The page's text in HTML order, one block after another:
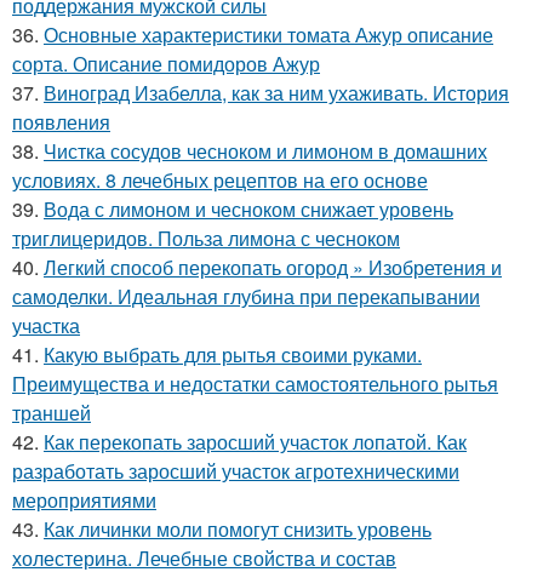
поддержания мужской силы
36. Основные характеристики томата Ажур описание
сорта. Описание помидоров Ажур
37. Виноград Изабелла, как за ним ухаживать. История
появления
38. Чистка сосудов чесноком и лимоном в домашних
условиях. 8 лечебных рецептов на его основе
39. Вода с лимоном и чесноком снижает уровень
триглицеридов. Польза лимона с чесноком
40. Легкий способ перекопать огород » Изобретения и
самоделки. Идеальная глубина при перекапывании
участка
41. Какую выбрать для рытья своими руками.
Преимущества и недостатки самостоятельного рытья
траншей
42. Как перекопать заросший участок лопатой. Как
разработать заросший участок агротехническими
мероприятиями
43. Как личинки моли помогут снизить уровень
холестерина. Лечебные свойства и состав